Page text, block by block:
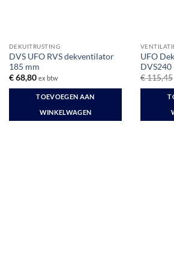
DEKUITRUSTING
DVS UFO RVS dekventilator
185 mm
€68,80 ex btw
TOEVOEGEN AAN
WINKELWAGEN
UFO
DVS240
€115,45